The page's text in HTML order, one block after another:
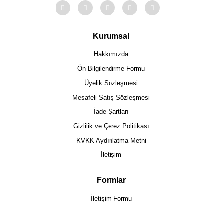
Kurumsal
Hakkımızda
Ön Bilgilendirme Formu
Üyelik Sözleşmesi
Mesafeli Satış Sözleşmesi
İade Şartları
Gizlilik ve Çerez Politikası
KVKK Aydınlatma Metni
İletişim
Formlar
İletişim Formu